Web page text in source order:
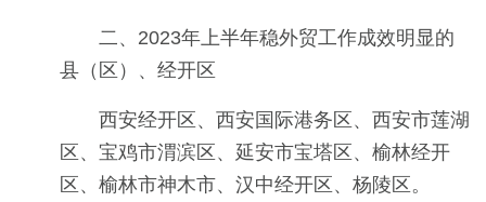
二、2023年上半年稳外贸工作成效明显的
县（区）、经开区
西安经开区、西安国际港务区、西安市莲湖
区、宝鸡市渭滨区、延安市宝塔区、榆林经开
区、榆林市神木市、汉中经开区、杨陵区。